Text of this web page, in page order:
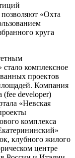
«Охта
круга
комплексное
проектов
Компания
developer)
«Невская
комплекса
клубного жилого
центре